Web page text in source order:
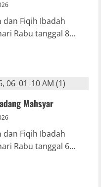
dan Fiqih Ibadah
Rabu tanggal 8...
Mahsyar
dan Fiqih Ibadah
Rabu tanggal 6...